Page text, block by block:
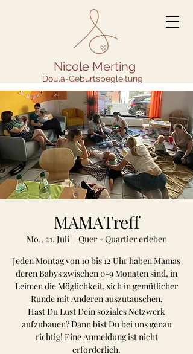
Nicole Merting
Doula-Geburtsbegleitung
MAMATreff
Mo., 21. Juli
  |
Quer - Quartier erleben
Jeden Montag von 10 bis 12 Uhr haben Mamas
deren Babys zwischen 0-9 Monaten sind, in
Leimen die Möglichkeit, sich in gemütlicher
Runde mit Anderen auszutauschen.
Hast Du Lust Dein soziales Netzwerk
aufzubauen? Dann bist Du bei uns genau
richtig! Eine Anmeldung ist nicht